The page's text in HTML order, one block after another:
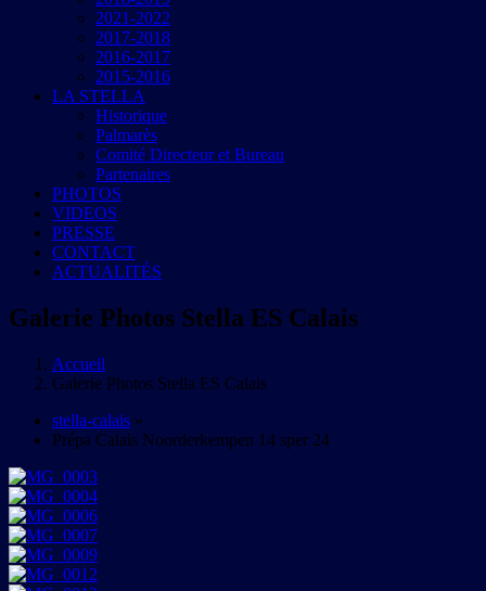
2021-2022
2017-2018
2016-2017
2015-2016
LA STELLA
Historique
Palmarès
Comité Directeur et Bureau
Partenaires
PHOTOS
VIDEOS
PRESSE
CONTACT
ACTUALITÉS
Galerie Photos Stella ES Calais
Accueil
Galerie Photos Stella ES Calais
stella-calais »
Prépa Calais Noorderkempen 14 sper 24